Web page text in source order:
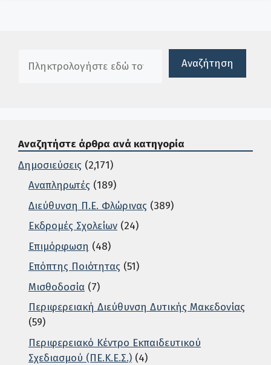
Αναζήτηση
Αναζητήστε άρθρα ανά κατηγορία
Δημοσιεύσεις (2,171)
Αναπληρωτές (189)
Διεύθυνση Π.Ε. Φλώρινας (389)
Εκδρομές Σχολείων (24)
Επιμόρφωση (48)
Επόπτης Ποιότητας (51)
Μισθοδοσία (7)
Περιφερειακή Διεύθυνση Δυτικής Μακεδονίας
(59)
Περιφερειακό Κέντρο Εκπαιδευτικού
Σχεδιασμού (ΠΕ.Κ.Ε.Σ.) (4)